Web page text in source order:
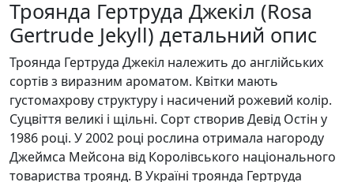
Троянда Гертруда Джекіл (Rosa
Gertrude Jekyll) детальний опис
Троянда Гертруда Джекіл належить до англійських
сортів з виразним ароматом. Квітки мають
густомахрову структуру і насичений рожевий колір.
Суцвіття великі і щільні. Сорт створив Девід Остін у
1986 році. У 2002 році рослина отримала нагороду
Джеймса Мейсона від Королівського національного
товариства троянд. В Україні троянда Гертруда